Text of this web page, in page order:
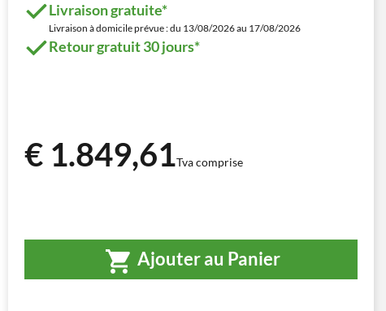
Livraison gratuite*
Livraison à domicile prévue : du 13/08/2026 au 17/08/2026
Retour gratuit 30 jours*
€ 1.849,61Tva comprise
Ajouter au Panier